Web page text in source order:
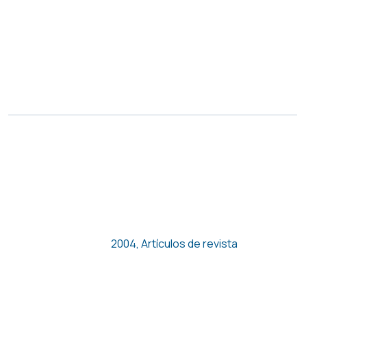
2004, Artículos de revista